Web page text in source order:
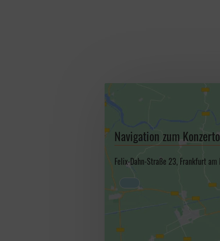
Navigation zum
Felix-Dahn-Straße 23, Frankfurt am